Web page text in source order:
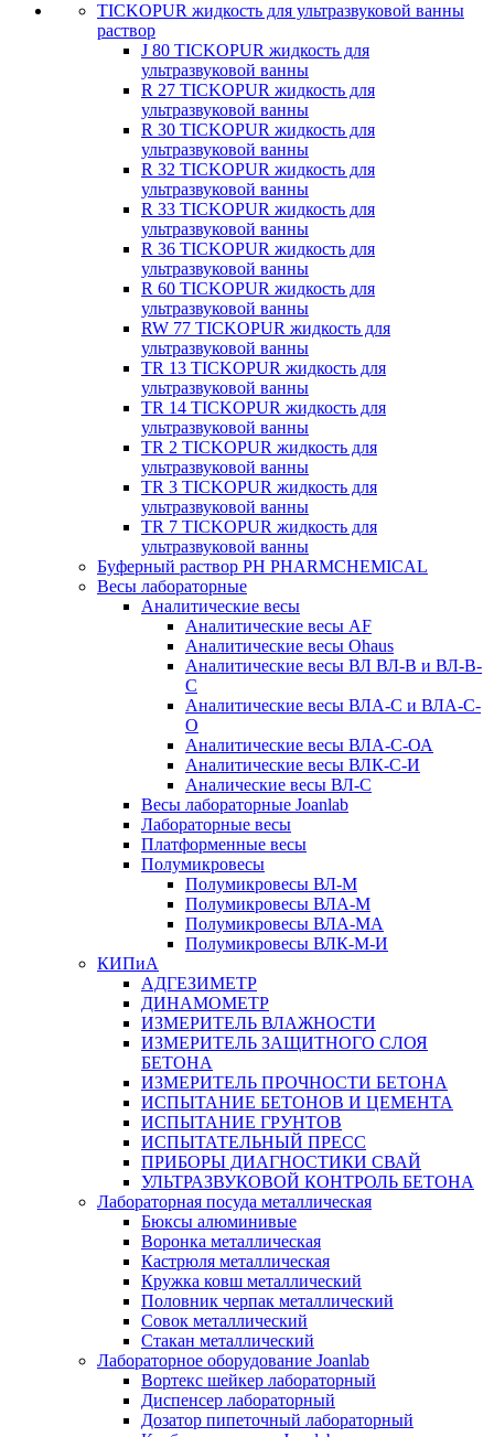
TICKOPUR жидкость для ультразвуковой ванны
раствор
J 80 TICKOPUR жидкость для
ультразвуковой ванны
R 27 TICKOPUR жидкость для
ультразвуковой ванны
R 30 TICKOPUR жидкость для
ультразвуковой ванны
R 32 TICKOPUR жидкость для
ультразвуковой ванны
R 33 TICKOPUR жидкость для
ультразвуковой ванны
R 36 TICKOPUR жидкость для
ультразвуковой ванны
R 60 TICKOPUR жидкость для
ультразвуковой ванны
RW 77 TICKOPUR жидкость для
ультразвуковой ванны
TR 13 TICKOPUR жидкость для
ультразвуковой ванны
TR 14 TICKOPUR жидкость для
ультразвуковой ванны
TR 2 TICKOPUR жидкость для
ультразвуковой ванны
TR 3 TICKOPUR жидкость для
ультразвуковой ванны
TR 7 TICKOPUR жидкость для
ультразвуковой ванны
Буферный раствор PH PHARMCHEMICAL
Весы лабораторные
Аналитические весы
Аналитические весы AF
Аналитические весы Ohaus
Аналитические весы ВЛ ВЛ-В и ВЛ-В-
С
Аналитические весы ВЛА-С и ВЛА-С-
О
Аналитические весы ВЛА-С-ОА
Аналитические весы ВЛК-С-И
Аналические весы ВЛ-С
Весы лабораторные Joanlab
Лабораторные весы
Платформенные весы
Полумикровесы
Полумикровесы ВЛ-М
Полумикровесы ВЛА-М
Полумикровесы ВЛА-МА
Полумикровесы ВЛК-М-И
КИПиА
АДГЕЗИМЕТР
ДИНАМОМЕТР
ИЗМЕРИТЕЛЬ ВЛАЖНОСТИ
ИЗМЕРИТЕЛЬ ЗАЩИТНОГО СЛОЯ
БЕТОНА
ИЗМЕРИТЕЛЬ ПРОЧНОСТИ БЕТОНА
ИСПЫТАНИЕ БЕТОНОВ И ЦЕМЕНТА
ИСПЫТАНИЕ ГРУНТОВ
ИСПЫТАТЕЛЬНЫЙ ПРЕСС
ПРИБОРЫ ДИАГНОСТИКИ СВАЙ
УЛЬТРАЗВУКОВОЙ КОНТРОЛЬ БЕТОНА
Лабораторная посуда металлическая
Бюксы алюминивые
Воронка металлическая
Кастрюля металлическая
Кружка ковш металлический
Половник черпак металлический
Совок металлический
Стакан металлический
Лабораторное оборудование Joanlab
Вортекс шейкер лабораторный
Диспенсер лабораторный
Дозатор пипеточный лабораторный